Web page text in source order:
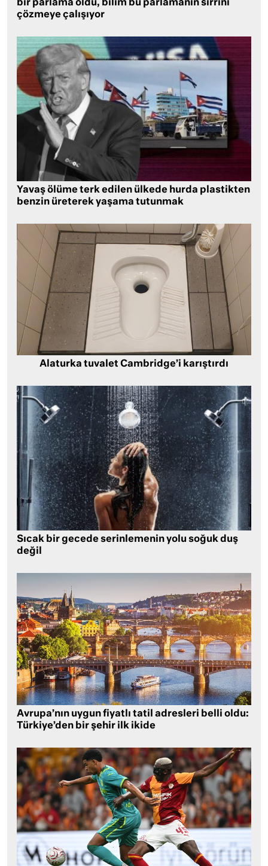
bir parlama oldu, bilim bu parlamanın sırrını
çözmeye çalışıyor
Yavaş ölüme terk edilen ülkede hurda plastikten
benzin üreterek yaşama tutunmak
Alaturka tuvalet Cambridge’i karıştırdı
Sıcak bir gecede serinlemenin yolu soğuk duş
değil
Avrupa’nın uygun fiyatlı tatil adresleri belli oldu:
Türkiye’den bir şehir ilk ikide